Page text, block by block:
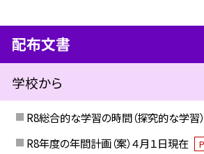
配布文書
学校から
R8総合的な学習の時間（探究的な学習
R8年度の年間計画（案）４月１日現在